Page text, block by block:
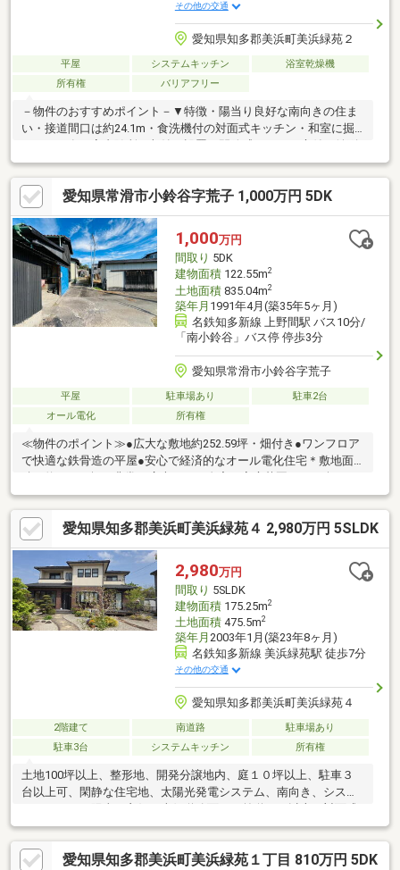
その他の交通
愛知県知多郡美浜町美浜緑苑２
平屋 システムキッチン
浴室乾燥機
所有権
バリアフリー
－物件のおすすめポイント－▼特徴・陽当り良好な南向きの住ま
い・接道間口は約24.1m・食洗機付の対面式キッチン・和室に掘
台駐車可能(車種による)▼設備・浴室乾燥機・ビルドインエアコ
ン(リビング)※汚水処理施設利用保証金:300000円(預託済)※汚水処
理施設維持管理費:月額3630円(税込)／2026年10月1日より月額
4180円(税込)に値上げ予定※地区計画により容積率は100％に制限
■ ご希望の住まい探しをお手伝いします ━━━━━・・・物件の
詳細・ご相談はお気軽にお問い合わせください。
愛知県常滑市小鈴谷字荒子 1,000万円 5DK
1,000万円
間取り 5DK
建物面積122.55m2
土地面積835.04m2
築年月 1991年4月(築35年5ヶ月)
名鉄知多新線 上野間駅 バス10分/
「南小鈴谷」バス停 停歩3分
愛知県常滑市小鈴谷字荒子
平屋 駐車場あり
駐車2台
オール電化
所有権
≪物件のポイント≫●広大な敷地約252.59坪・畑付き●ワンフロア
で快適な鉄骨造の平屋●安心で経済的なオール電化住宅＊敷地面
る畑も含まれています。建物は階段の上り下りがなく、ワンフロ
アで快適に暮らせる鉄骨造の平屋（1階建）です。オール電化仕様
のため、火の元も安心で快適な5DKのお住まいです。≪周辺環境
のポイント≫●南小鈴谷バス停まで徒歩3分●緑豊かで閑静な住宅
街●陽当り・通風良好な平坦地＊最寄りの「南小鈴谷」バス停ま
で徒歩3分と毎日の移動に便利な立地です。周辺は交通量が少なめ
で緑豊かな閑静な住宅街♪
愛知県知多郡美浜町美浜緑苑４ 2,980万円 5SLDK
2,980万円
間取り 5SLDK
建物面積175.25m2
土地面積475.5m2
築年月 2003年1月(築23年8ヶ月)
名鉄知多新線 美浜緑苑駅 徒歩7分
その他の交通
愛知県知多郡美浜町美浜緑苑４
2階建て 南道路
駐車場あり
駐車3台
システムキッチン 所有権
土地100坪以上、整形地、開発分譲地内、庭１０坪以上、駐車３
台以上可、閑静な住宅地、太陽光発電システム、南向き、システ
キッチン、浴室１坪以上、２階建、南庭、緑豊かな住宅地、高台
に立地、平坦地
愛知県知多郡美浜町美浜緑苑１丁目 810万円 5DK